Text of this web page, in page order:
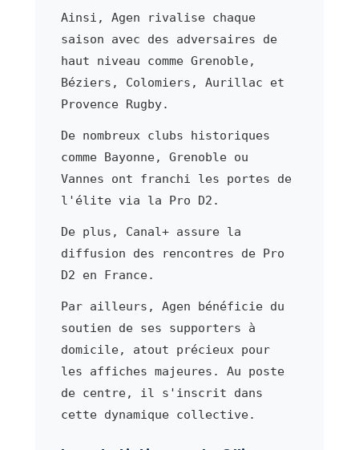
Ainsi, Agen rivalise chaque
saison avec des adversaires de
haut niveau comme Grenoble,
Béziers, Colomiers, Aurillac et
Provence Rugby.
De nombreux clubs historiques
comme Bayonne, Grenoble ou
Vannes ont franchi les portes de
l'élite via la Pro D2.
De plus, Canal+ assure la
diffusion des rencontres de Pro
D2 en France.
Par ailleurs, Agen bénéficie du
soutien de ses supporters à
domicile, atout précieux pour
les affiches majeures. Au poste
de centre, il s'inscrit dans
cette dynamique collective.